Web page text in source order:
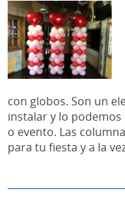
con globos. Son un
instalar y lo
o evento. Las
para tu fiesta y a la